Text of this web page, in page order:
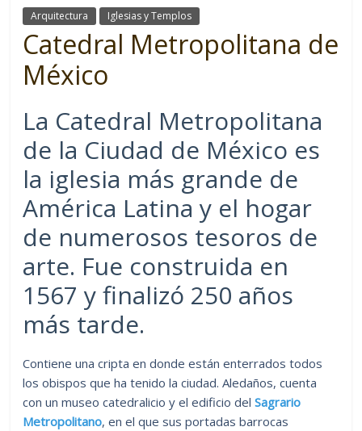
Arquitectura Iglesias y Templos
Catedral Metropolitana de
México
La Catedral Metropolitana
de la Ciudad de México es
la iglesia más grande de
América Latina y el hogar
de numerosos tesoros de
arte. Fue construida en
1567 y finalizó 250 años
más tarde.
Contiene una cripta en donde están enterrados todos
los obispos que ha tenido la ciudad. Aledaños, cuenta
con un museo catedralicio y el edificio delSagrario
Metropolitano, en el que sus portadas barrocas